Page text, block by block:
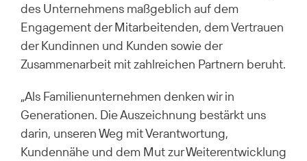
des Unternehmens maßgeblich auf dem
Engagement der Mitarbeitenden, dem Vertrauen
der Kundinnen und Kunden sowie der
Zusammenarbeit mit zahlreichen Partnern beruht.
„Als Familienunternehmen denken wir in
Generationen. Die Auszeichnung bestärkt uns
darin, unseren Weg mit Verantwortung,
Kundennähe und dem Mut zur Weiterentwicklung